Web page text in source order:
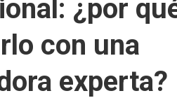
¿por
con una
experta?